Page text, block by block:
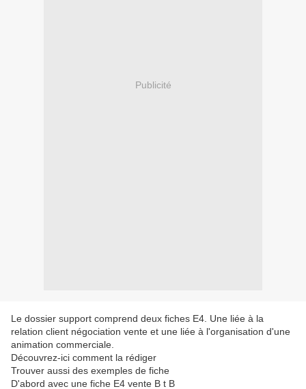
Publicité
Le dossier support comprend deux fiches E4. Une liée à la
relation client négociation vente et une liée à l'organisation d'une
animation commerciale.
Découvrez-ici comment la rédiger
Trouver aussi des exemples de fiche
D'abord avec une fiche E4 vente B t B